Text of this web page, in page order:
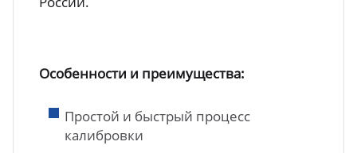
Особенности и преимущества:
Простой и быстрый процесс
калибровки